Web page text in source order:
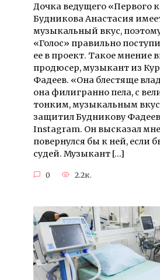
Дочка ведущего «Первого
Будникова Анастасия
музыкальный вкус,
«Голос» правильно
ее в проект. Такое мнение
продюсер, музыкант из
Фадеев. «Она блестяще
она филигранно пела, с
тонким, музыкальным
защитил Будникову
Instagram. Он высказал
повернулся бы к ней, если
судей. Музыкант […]
0 2.2к.